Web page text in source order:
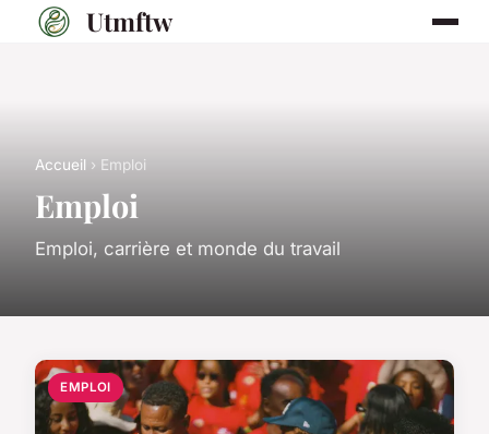
Utmftw
Accueil › Emploi
Emploi
Emploi, carrière et monde du travail
EMPLOI